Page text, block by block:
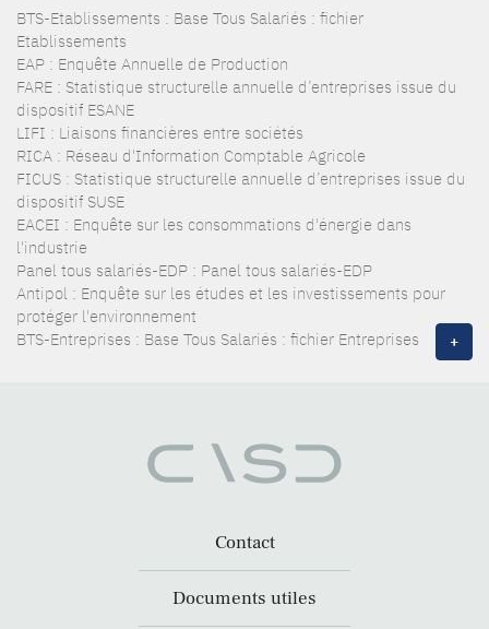
BTS-Etablissements : Base Tous Salariés : fichier
Etablissements
EAP : Enquête Annuelle de Production
FARE : Statistique structurelle annuelle d’entreprises issue du
dispositif ESANE
LIFI : Liaisons financières entre sociétés
RICA : Réseau d'Information Comptable Agricole
FICUS : Statistique structurelle annuelle d’entreprises issue du
dispositif SUSE
EACEI : Enquête sur les consommations d'énergie dans
l'industrie
Panel tous salariés-EDP : Panel tous salariés-EDP
Antipol : Enquête sur les études et les investissements pour
protéger l'environnement
BTS-Entreprises : Base Tous Salariés : fichier Entreprises
+
Contact
Documents utiles